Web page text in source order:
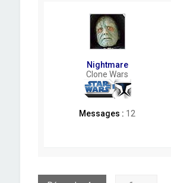
Nightmare
Clone Wars
Messages : 12